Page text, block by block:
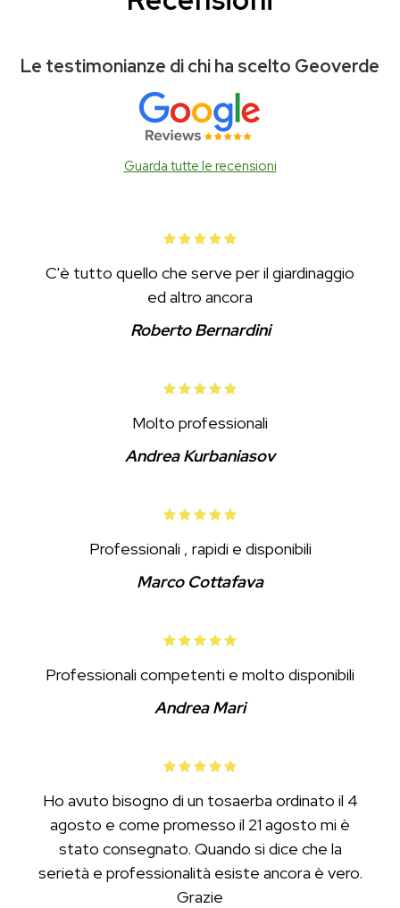
Le testimonianze di chi ha scelto Geoverde
Guarda tutte le recensioni
C'è tutto quello che serve per il giardinaggio
ed altro ancora
Roberto Bernardini
Molto professionali
Andrea Kurbaniasov
Professionali , rapidi e disponibili
Marco Cottafava
Professionali competenti e molto disponibili
Andrea Mari
Ho avuto bisogno di un tosaerba ordinato il 4
agosto e come promesso il 21 agosto mi è
stato consegnato. Quando si dice che la
serietà e professionalità esiste ancora è vero.
Grazie